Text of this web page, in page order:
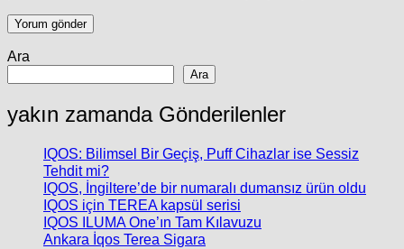
Ara
Ara
yakın zamanda Gönderilenler
IQOS: Bilimsel Bir Geçiş, Puff Cihazlar ise Sessiz
Tehdit mi?
IQOS, İngiltere’de bir numaralı dumansız ürün oldu
IQOS için TEREA kapsül serisi
IQOS ILUMA One’ın Tam Kılavuzu
Ankara İqos Terea Sigara